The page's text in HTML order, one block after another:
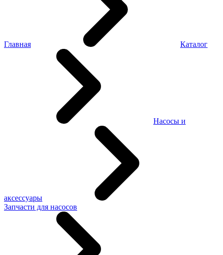
Главная Каталог
Насосы и
аксессуары
Запчасти для насосов